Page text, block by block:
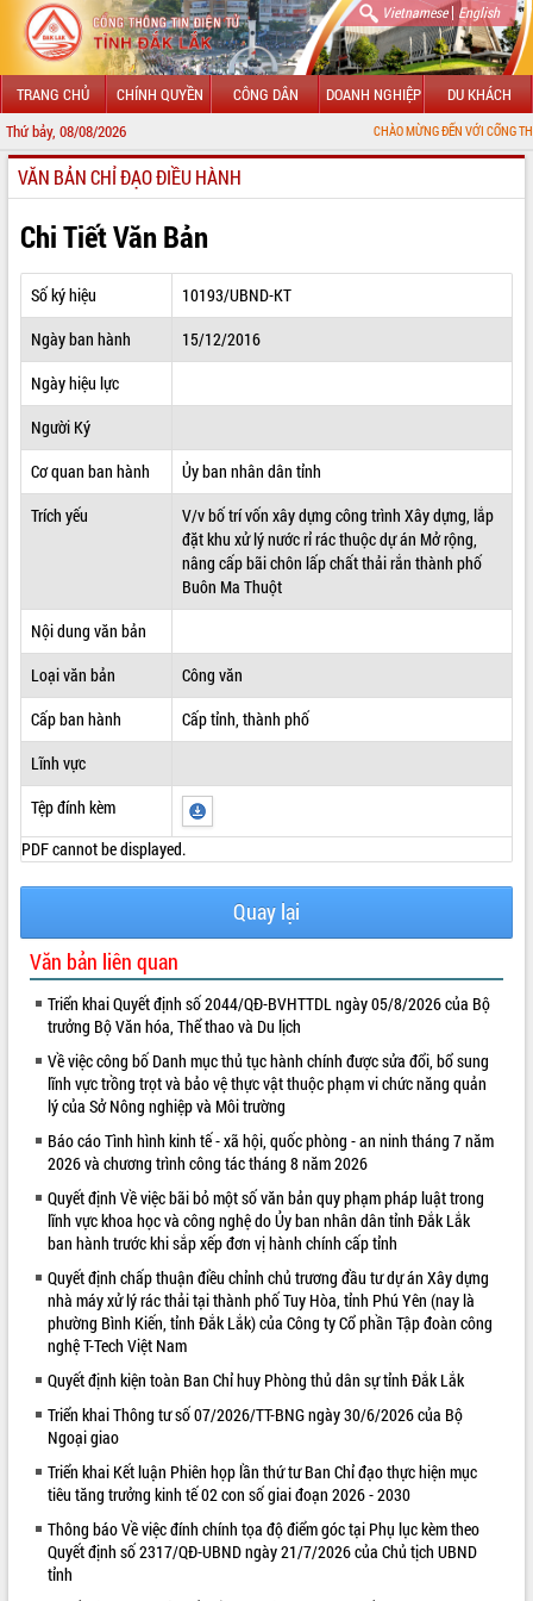
Vietnamese| English
TRANG CHỦ CHÍNH QUYỀN CÔNG DÂN DOANH NGHIỆP DU KHÁCH
Thứ bảy, 08/08/2026 CHÀO MỪNG ĐẾN VỚI CỔNG THÔNG TIN
GIỚI THIỆU
LÃNH ĐẠO UBND TỈNH
TIN TỨC SỰ KIỆN
SỞ, BAN, NGÀNH
THÔNG TIN CHỈ ĐẠO ĐIỀU HÀNH
HỆ THỐNG VĂN BẢN
VĂN BẢN HĐND TỈNH
QUY HOẠCH - KẾ HOẠCH
VIDEO
Khám bệnh, cấp phát thuốc miễn phí
và tặng quà người dân xã Cư Pui
Hội nghị UBND tỉnh Đắk Lắk thường kỳ
tháng 7/2026
Lễ truy tặng danh hiệu “Bà Mẹ Việt
Nam Anh hùng” và trao Huân chương
Lao động
UBND tỉnh Đắk Lắk triển khai nhiệm
vụ 6 tháng cuối năm 2026
Kỳ họp thứ Hai, Hội đồng nhân dân
VĂN BẢN CHỈ ĐẠO ĐIỀU HÀNH
Chi Tiết Văn Bản
Số ký hiệu
10193/UBND-KT
Ngày ban hành
15/12/2016
Ngày hiệu lực
Người Ký
Cơ quan ban hành
Ủy ban nhân dân tỉnh
Trích yếu
V/v bố trí vốn xây dựng công trình Xây dựng, lắp
đặt khu xử lý nước rỉ rác thuộc dự án Mở rộng,
nâng cấp bãi chôn lấp chất thải rắn thành phố
Buôn Ma Thuột
Nội dung văn bản
Loại văn bản
Công văn
Cấp ban hành
Cấp tỉnh, thành phố
Lĩnh vực
Tệp đính kèm
PDF cannot be displayed.
Quay lại
Văn bản liên quan
Triển khai Quyết định số 2044/QĐ-BVHTTDL ngày 05/8/2026 của Bộ
trưởng Bộ Văn hóa, Thể thao và Du lịch
Về việc công bố Danh mục thủ tục hành chính được sửa đổi, bổ sung
lĩnh vực trồng trọt và bảo vệ thực vật thuộc phạm vi chức năng quản
lý của Sở Nông nghiệp và Môi trường
Báo cáo Tình hình kinh tế - xã hội, quốc phòng - an ninh tháng 7 năm
2026 và chương trình công tác tháng 8 năm 2026
Quyết định Về việc bãi bỏ một số văn bản quy phạm pháp luật trong
lĩnh vực khoa học và công nghệ do Ủy ban nhân dân tỉnh Đắk Lắk
ban hành trước khi sắp xếp đơn vị hành chính cấp tỉnh
Quyết định chấp thuận điều chỉnh chủ trương đầu tư dự án Xây dựng
nhà máy xử lý rác thải tại thành phố Tuy Hòa, tỉnh Phú Yên (nay là
phường Bình Kiến, tỉnh Đắk Lắk) của Công ty Cổ phần Tập đoàn công
nghệ T-Tech Việt Nam
Quyết định kiện toàn Ban Chỉ huy Phòng thủ dân sự tỉnh Đắk Lắk
Triển khai Thông tư số 07/2026/TT-BNG ngày 30/6/2026 của Bộ
Ngoại giao
Triển khai Kết luận Phiên họp lần thứ tư Ban Chỉ đạo thực hiện mục
tiêu tăng trưởng kinh tế 02 con số giai đoạn 2026 - 2030
Thông báo Về việc đính chính tọa độ điểm góc tại Phụ lục kèm theo
Quyết định số 2317/QĐ-UBND ngày 21/7/2026 của Chủ tịch UBND
tỉnh